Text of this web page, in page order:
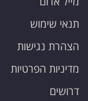
תנאי שימוש
הצהרת נגישות
מדיניות הפרטיות
דרושים